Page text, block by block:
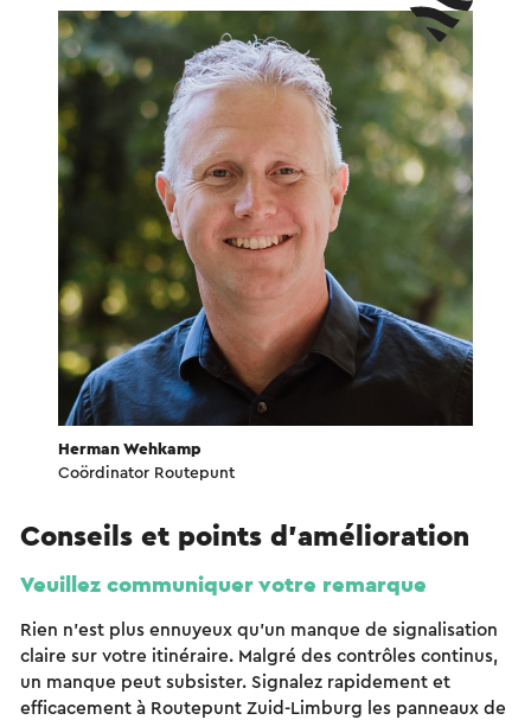
Herman Wehkamp
Coördinator Routepunt
Conseils et points d'amélioration
Veuillez communiquer votre remarque
Rien n'est plus ennuyeux qu'un manque de signalisation
claire sur votre itinéraire. Malgré des contrôles continus,
un manque peut subsister. Signalez rapidement et
efficacement à Routepunt Zuid-Limburg les panneaux de